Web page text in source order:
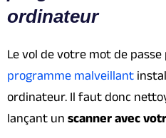
ordinateur
Le vol de votre mot de
programme malveillant
ordinateur. Il faut donc
lançant un scanner avec